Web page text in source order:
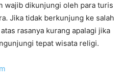
wajib dikunjungi oleh para turis
Jika tidak berkunjung ke salah
rasanya kurang apalagi jika
tepat wisata religi.